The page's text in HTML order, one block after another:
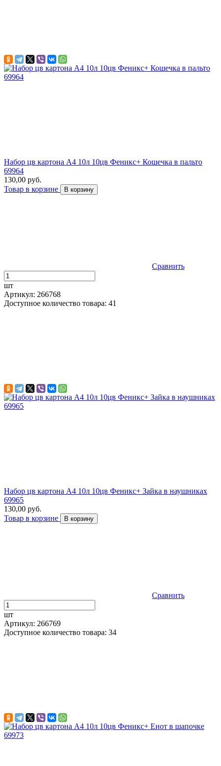
Набор цв картона А4 10л 10цв Феникс+ Кошечка в пальто
69964
130,00 руб.
Товар в корзине
В корзину
Сравнить
шт
Артикул: 266768
Доступное количество товара: 41
Набор цв картона А4 10л 10цв Феникс+ Зайка в наушниках
69965
130,00 руб.
Товар в корзине
В корзину
Сравнить
шт
Артикул: 266769
Доступное количество товара: 34